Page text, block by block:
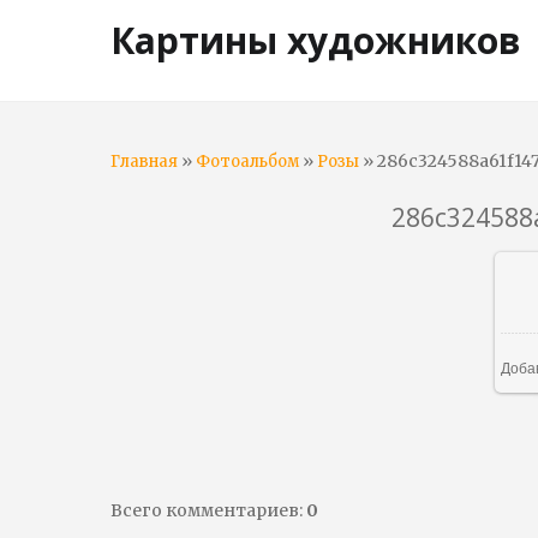
Картины художников
Главная » Фотоальбом» Розы »
Всего комментариев: 0